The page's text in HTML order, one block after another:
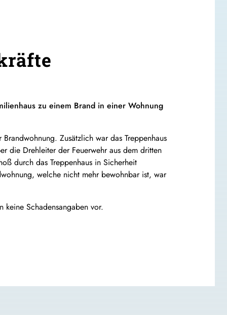
zu einem Brand in einer Wohnung
Zusätzlich war das Treppenhaus
die Drehleiter der Feuerwehr aus dem dritten
durch das Treppenhaus in Sicherheit
welche nicht mehr bewohnbar ist, war
Schadensangaben vor.